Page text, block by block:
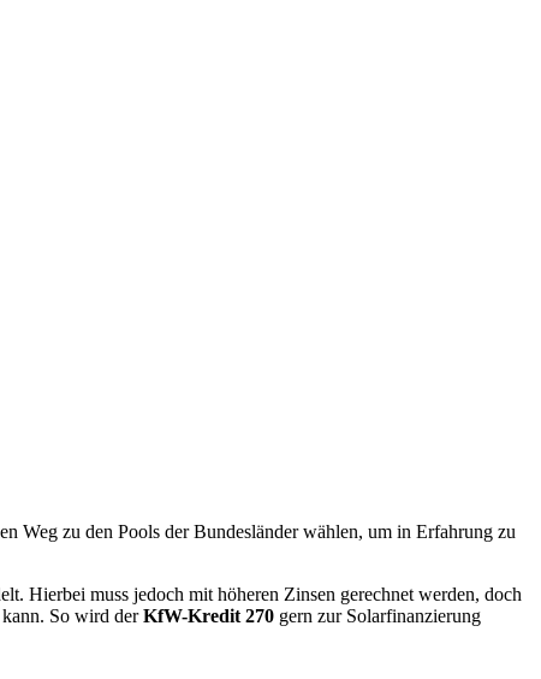
Weg zu den Pools der Bundesländer wählen, um in Erfahrung zu
Hierbei muss jedoch mit höheren Zinsen gerechnet werden, doch
kann. So wird derKfW-Kredit 270 gern zur Solarfinanzierung